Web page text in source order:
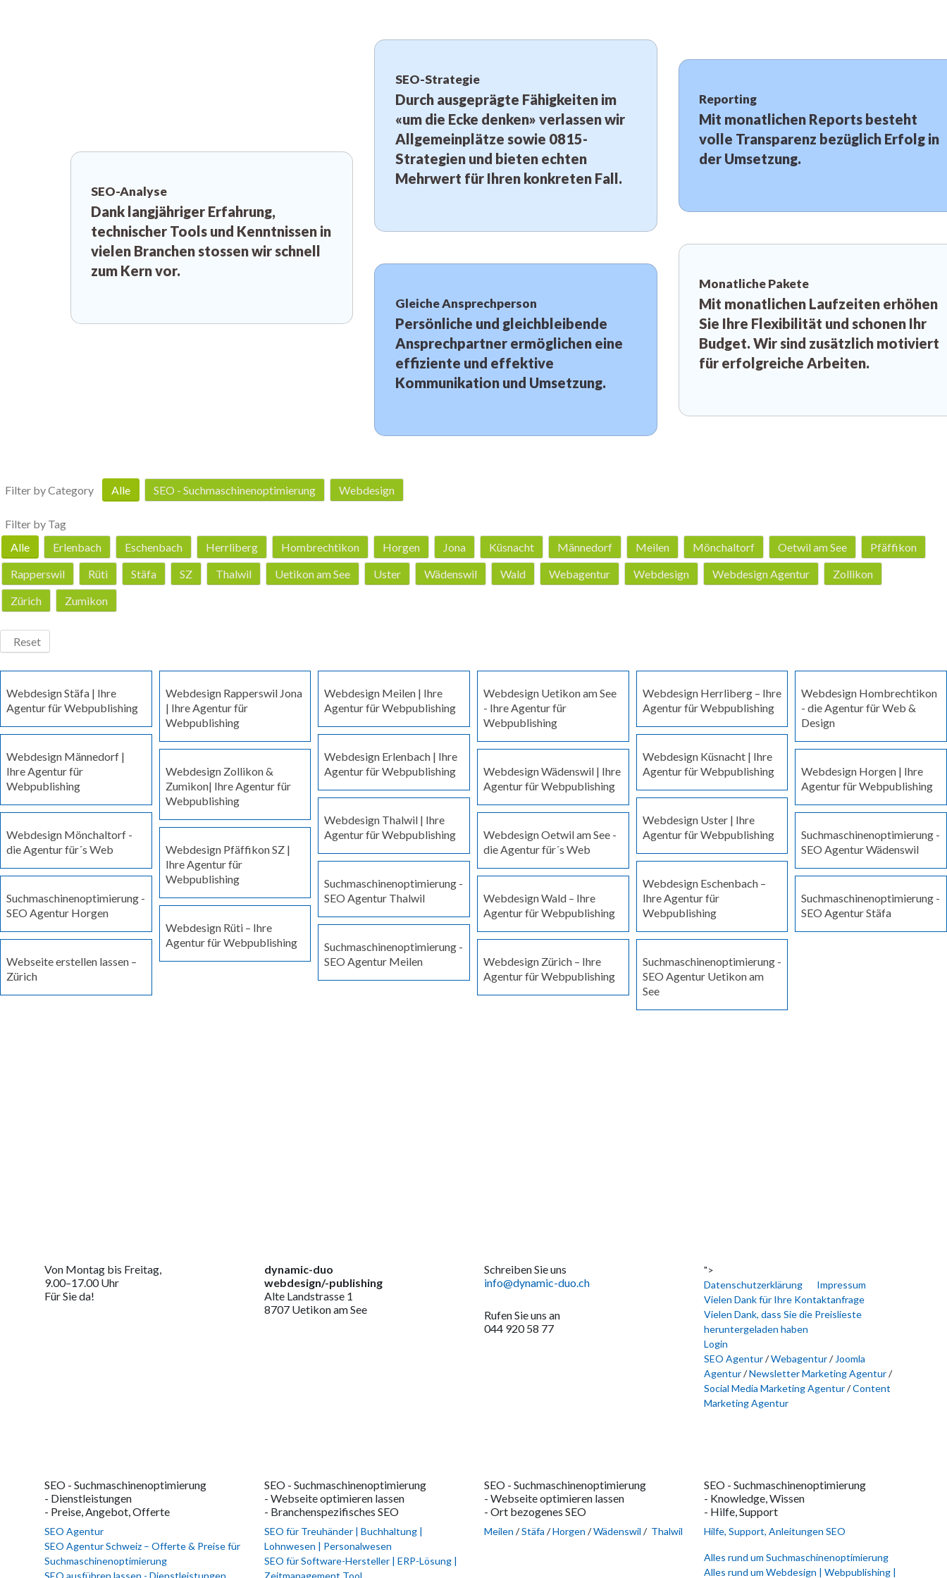
SEO-Analyse
Dank langjähriger Erfahrung,
technischer Tools und Kenntnissen in
vielen Branchen stossen wir schnell
zum Kern vor.
SEO-Strategie
Durch ausgeprägte Fähigkeiten im
«um die Ecke denken» verlassen wir
Allgemeinplätze sowie 0815-
Strategien und bieten echten
Mehrwert für Ihren konkreten Fall.
Gleiche Ansprechperson
Persönliche und gleichbleibende
Ansprechpartner ermöglichen eine
effiziente und effektive
Kommunikation und Umsetzung.
Reporting
Mit monatlichen Reports besteht
volle Transparenz bezüglich Erfolg in
der Umsetzung.
Monatliche Pakete
Mit monatlichen Laufzeiten erhöhen
Sie Ihre Flexibilität und schonen Ihr
Budget. Wir sind zusätzlich motiviert
für erfolgreiche Arbeiten.
Filter by Category Alle SEO - Suchmaschinenoptimierung Webdesign
Filter by Tag
Alle
Erlenbach Eschenbach Herrliberg Hombrechtikon Horgen Jona Küsnacht Männedorf Meilen Mönchaltorf Oetwil am See
Pfäffikon
Rapperswil
Rüti Stäfa SZ Thalwil Uetikon am See Uster Wädenswil Wald Webagentur Webdesign Webdesign Agentur
Zollikon
Zürich
Zumikon
Reset
Webdesign Stäfa | Ihre
Agentur für Webpublishing
Webdesign Rapperswil Jona
| Ihre Agentur für
Webpublishing
Webdesign Meilen | Ihre
Agentur für Webpublishing
Webdesign Uetikon am See
- Ihre Agentur für
Webpublishing
Webdesign Herrliberg – Ihre
Agentur für Webpublishing
Webdesign Hombrechtikon
- die Agentur für Web &
Design
Webdesign Männedorf |
Ihre Agentur für
Webpublishing
Webdesign Erlenbach | Ihre
Agentur für Webpublishing
Webdesign Küsnacht | Ihre
Agentur für Webpublishing
Webdesign Zollikon &
Zumikon| Ihre Agentur für
Webpublishing
Webdesign Wädenswil | Ihre
Agentur für Webpublishing
Webdesign Horgen | Ihre
Agentur für Webpublishing
Webdesign Thalwil | Ihre
Agentur für Webpublishing
Webdesign Uster | Ihre
Agentur für Webpublishing
Webdesign Mönchaltorf -
die Agentur für´s Web
Webdesign Oetwil am See -
die Agentur für´s Web
Suchmaschinenoptimierung -
SEO Agentur Wädenswil
Webdesign Pfäffikon SZ |
Ihre Agentur für
Webpublishing
Suchmaschinenoptimierung -
SEO Agentur Thalwil
Webdesign Eschenbach –
Ihre Agentur für
Webpublishing
Suchmaschinenoptimierung -
SEO Agentur Horgen
Webdesign Wald – Ihre
Agentur für Webpublishing
Suchmaschinenoptimierung -
SEO Agentur Stäfa
Webdesign Rüti – Ihre
Agentur für Webpublishing
Suchmaschinenoptimierung -
SEO Agentur Meilen
Webseite erstellen lassen –
Zürich
Webdesign Zürich – Ihre
Agentur für Webpublishing
Suchmaschinenoptimierung -
SEO Agentur Uetikon am
See
Von Montag bis Freitag,
9.00–17.00 Uhr
Für Sie da!
dynamic-duo
webdesign/-publishing
Alte Landstrasse 1
8707 Uetikon am See
Schreiben Sie uns
info@dynamic-duo.ch
Rufen Sie uns an
044 920 58 77
">
Datenschutzerklärung
Impressum
Vielen Dank für Ihre Kontaktanfrage
Vielen Dank, dass Sie die Preislieste
heruntergeladen haben
Login
SEO Agentur/Webagentur/ Joomla
Agentur/Newsletter Marketing Agentur/
Social Media Marketing Agentur/Content
Marketing Agentur
SEO - Suchmaschinenoptimierung
- Dienstleistungen
- Preise, Angebot, Offerte
SEO Agentur
SEO Agentur Schweiz – Offerte & Preise für
Suchmaschinenoptimierung
SEO ausführen lassen - Dienstleistungen
SEO - Suchmaschinenoptimierung
- Webseite optimieren lassen
- Branchenspezifisches SEO
SEO für Treuhänder | Buchhaltung |
Lohnwesen | Personalwesen
SEO für Software-Hersteller | ERP-Lösung |
Zeitmanagement Tool
SEO - Suchmaschinenoptimierung
- Webseite optimieren lassen
- Ort bezogenes SEO
Meilen /Stäfa /Horgen /Wädenswil / Thalwil
SEO - Suchmaschinenoptimierung
- Knowledge, Wissen
- Hilfe, Support
Hilfe, Support, Anleitungen SEO
Alles rund um Suchmaschinenoptimierung
Alles rund um Webdesign | Webpublishing |